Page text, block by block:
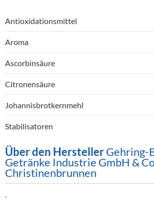
Antioxidationsmittel
Aroma
Ascorbinsäure
Citronensäure
Johannisbrotkernmehl
Stabilisatoren
Über den HerstellerGehring-
Getränke Industrie GmbH &
Christinenbrunnen